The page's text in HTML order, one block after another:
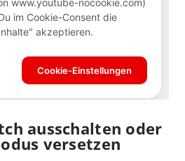
ausschalten oder
versetzen